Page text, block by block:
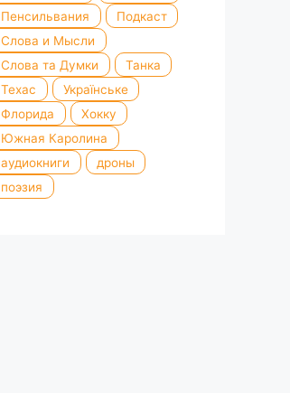
Пенсильвания
Подкаст
Слова и Мысли
Слова та Думки
Танка
Техас
Українське
Флорида
Хокку
Южная Каролина
аудиокниги
дроны
поэзия